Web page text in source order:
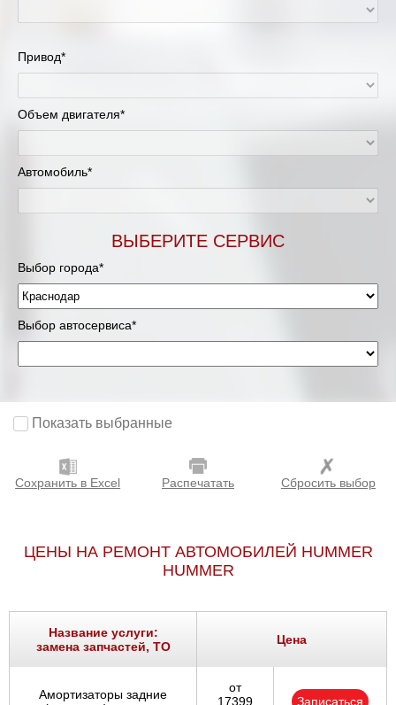
Привод*
Объем двигателя*
Автомобиль*
ВЫБЕРИТЕ СЕРВИС
Выбор города*
Выбор автосервиса*
Показать выбранные
Сохранить в Excel Распечатать Сбросить выбор
ЦЕНЫ НА РЕМОНТ АВТОМОБИЛЕЙ HUMMER
HUMMER
Название услуги:
замена запчастей, ТО
Цена
Амортизаторы задние
от
17399
Записаться